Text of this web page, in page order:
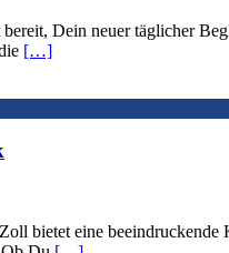
Dein neuer täglicher
[…]
bietet eine